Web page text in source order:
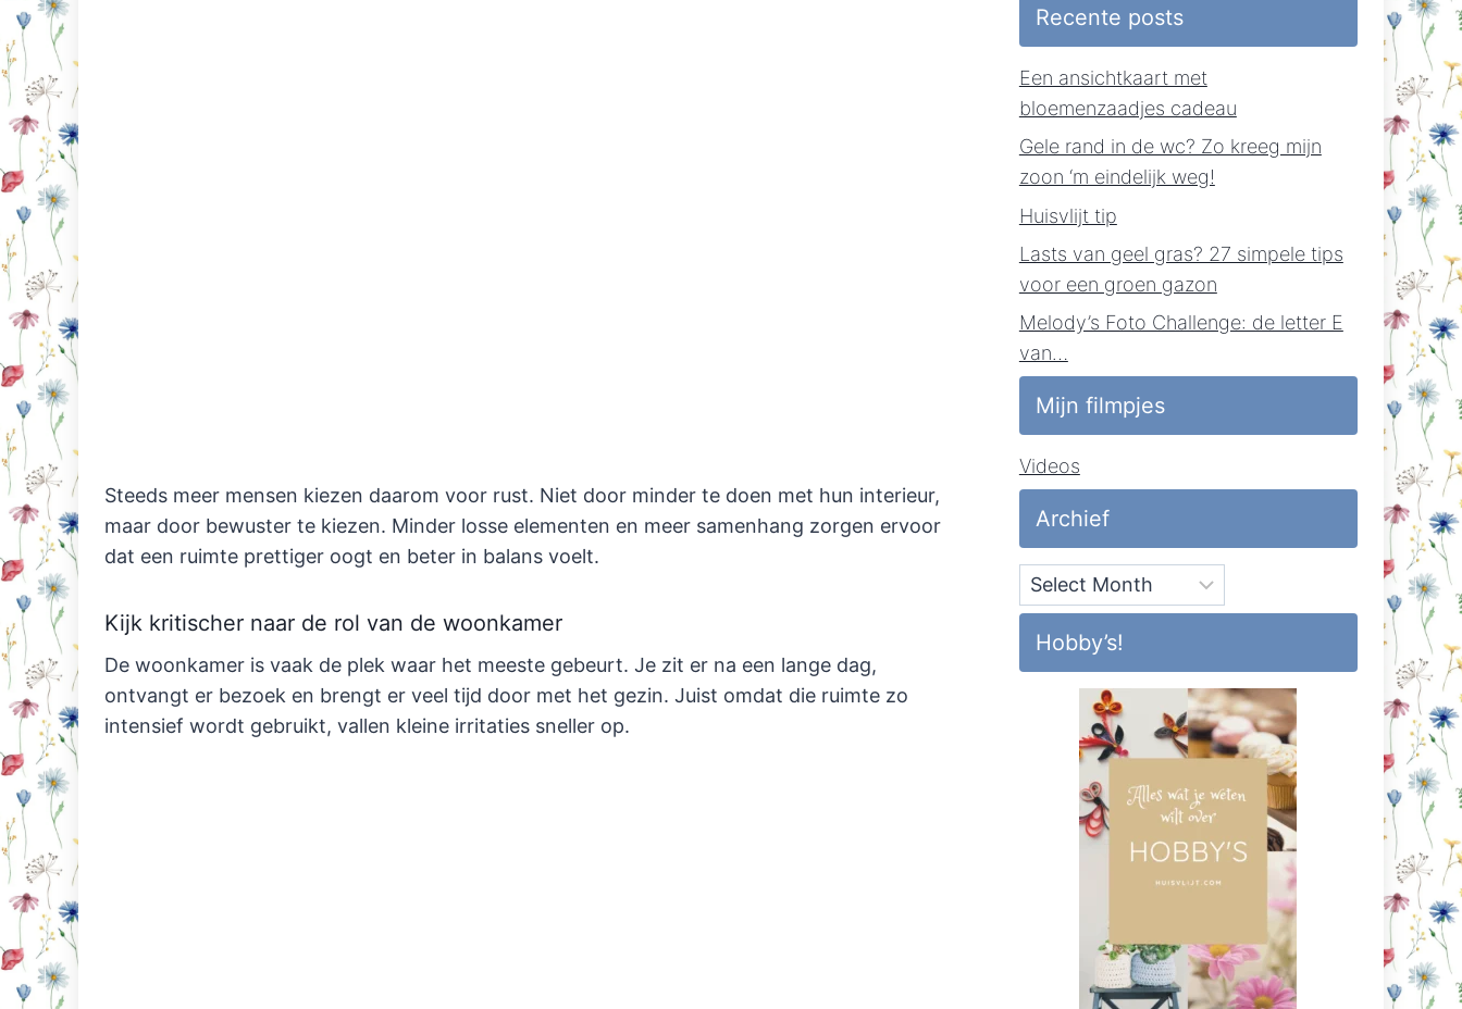
Steeds meer mensen kiezen daarom voor rust. Niet door minder te doen met hun interieur,
maar door bewuster te kiezen. Minder losse elementen en meer samenhang zorgen ervoor
dat een ruimte prettiger oogt en beter in balans voelt.
Kijk kritischer naar de rol van de woonkamer
De woonkamer is vaak de plek waar het meeste gebeurt. Je zit er na een lange dag,
ontvangt er bezoek en brengt er veel tijd door met het gezin. Juist omdat die ruimte zo
intensief wordt gebruikt, vallen kleine irritaties sneller op.
Recente posts
Een ansichtkaart met
bloemenzaadjes cadeau
Gele rand in de wc? Zo kreeg mijn
zoon ‘m eindelijk weg!
Huisvlijt tip
Lasts van geel gras? 27 simpele tips
voor een groen gazon
Melody’s Foto Challenge: de letter E
van…
Mijn filmpjes
Videos
Archief
Archief
Hobby’s!